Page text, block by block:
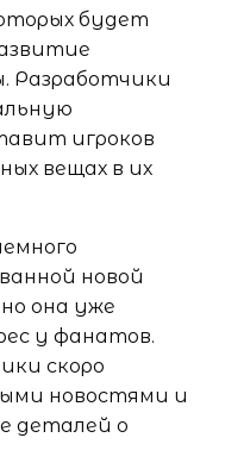
будет
Разработчики
игроков
вещах в их
новой
она уже
у фанатов.
скоро
новостями и
деталей о